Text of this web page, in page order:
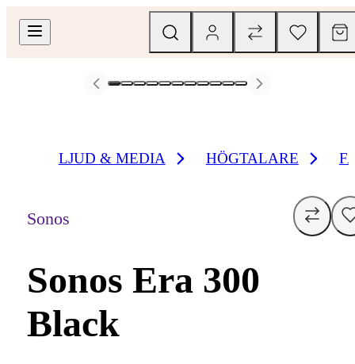
LJUD & MEDIA HÖGTALARE
Sonos
Sonos Era 300
Black